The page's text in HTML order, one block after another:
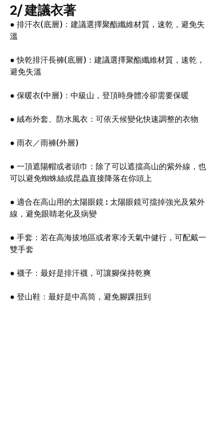
2/ 建議衣著
● 排汗衣(底層)：建議選擇聚酯纖維材質，速乾，避免失
溫
● 快乾排汗長褲(底層)：建議選擇聚酯纖維材質，速乾，
避免失溫
● 保暖衣(中層)：中級山，登頂時身體冷卻需要保暖
● 絨布外套、防水風衣：可依天候變化快速調整的衣物
● 雨衣／雨褲(外層)
● 一頂遮陽帽或者頭巾：除了可以遮擋高山的紫外線，也
可以避免蜘蛛絲或昆蟲直接降落在你頭上
● 適合在高山用的太陽眼鏡 : 太陽眼鏡可擋掉強光及紫外
線，避免眼睛老化及病變
● 手套：若在高海拔地區或者寒冷天氣中健行，可配戴一
雙手套
● 襪子：最好是排汗襪，可讓腳保持乾爽
● 登山鞋：最好是中高筒，避免腳踝扭到